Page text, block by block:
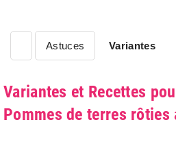
Astuces Variantes
Variantes et Recettes
Pommes de terres rôties